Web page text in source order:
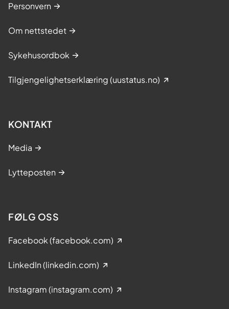
Personvern
Om nettstedet
Sykehusordbok
Tilgjengelighetserklæring (uustatus.no)
KONTAKT
Media
Lytteposten
FØLG OSS
Facebook (facebook.com)
LinkedIn (linkedin.com)
Instagram (instagram.com)